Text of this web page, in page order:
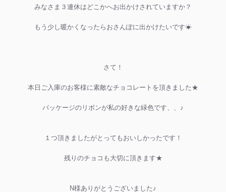
みなさま３連休はどこかへお出かけされていますか？
もう少し暖かくなったらおさんぽに出かけたいです☀
さて！
本日ご入庫のお客様に素敵なチョコレートを頂きました★
パッケージのリボンが私の好きな緑色です、、♪
１つ頂きましたがとってもおいしかったです！
残りのチョコも大切に頂きます★
N様ありがとうございました♪